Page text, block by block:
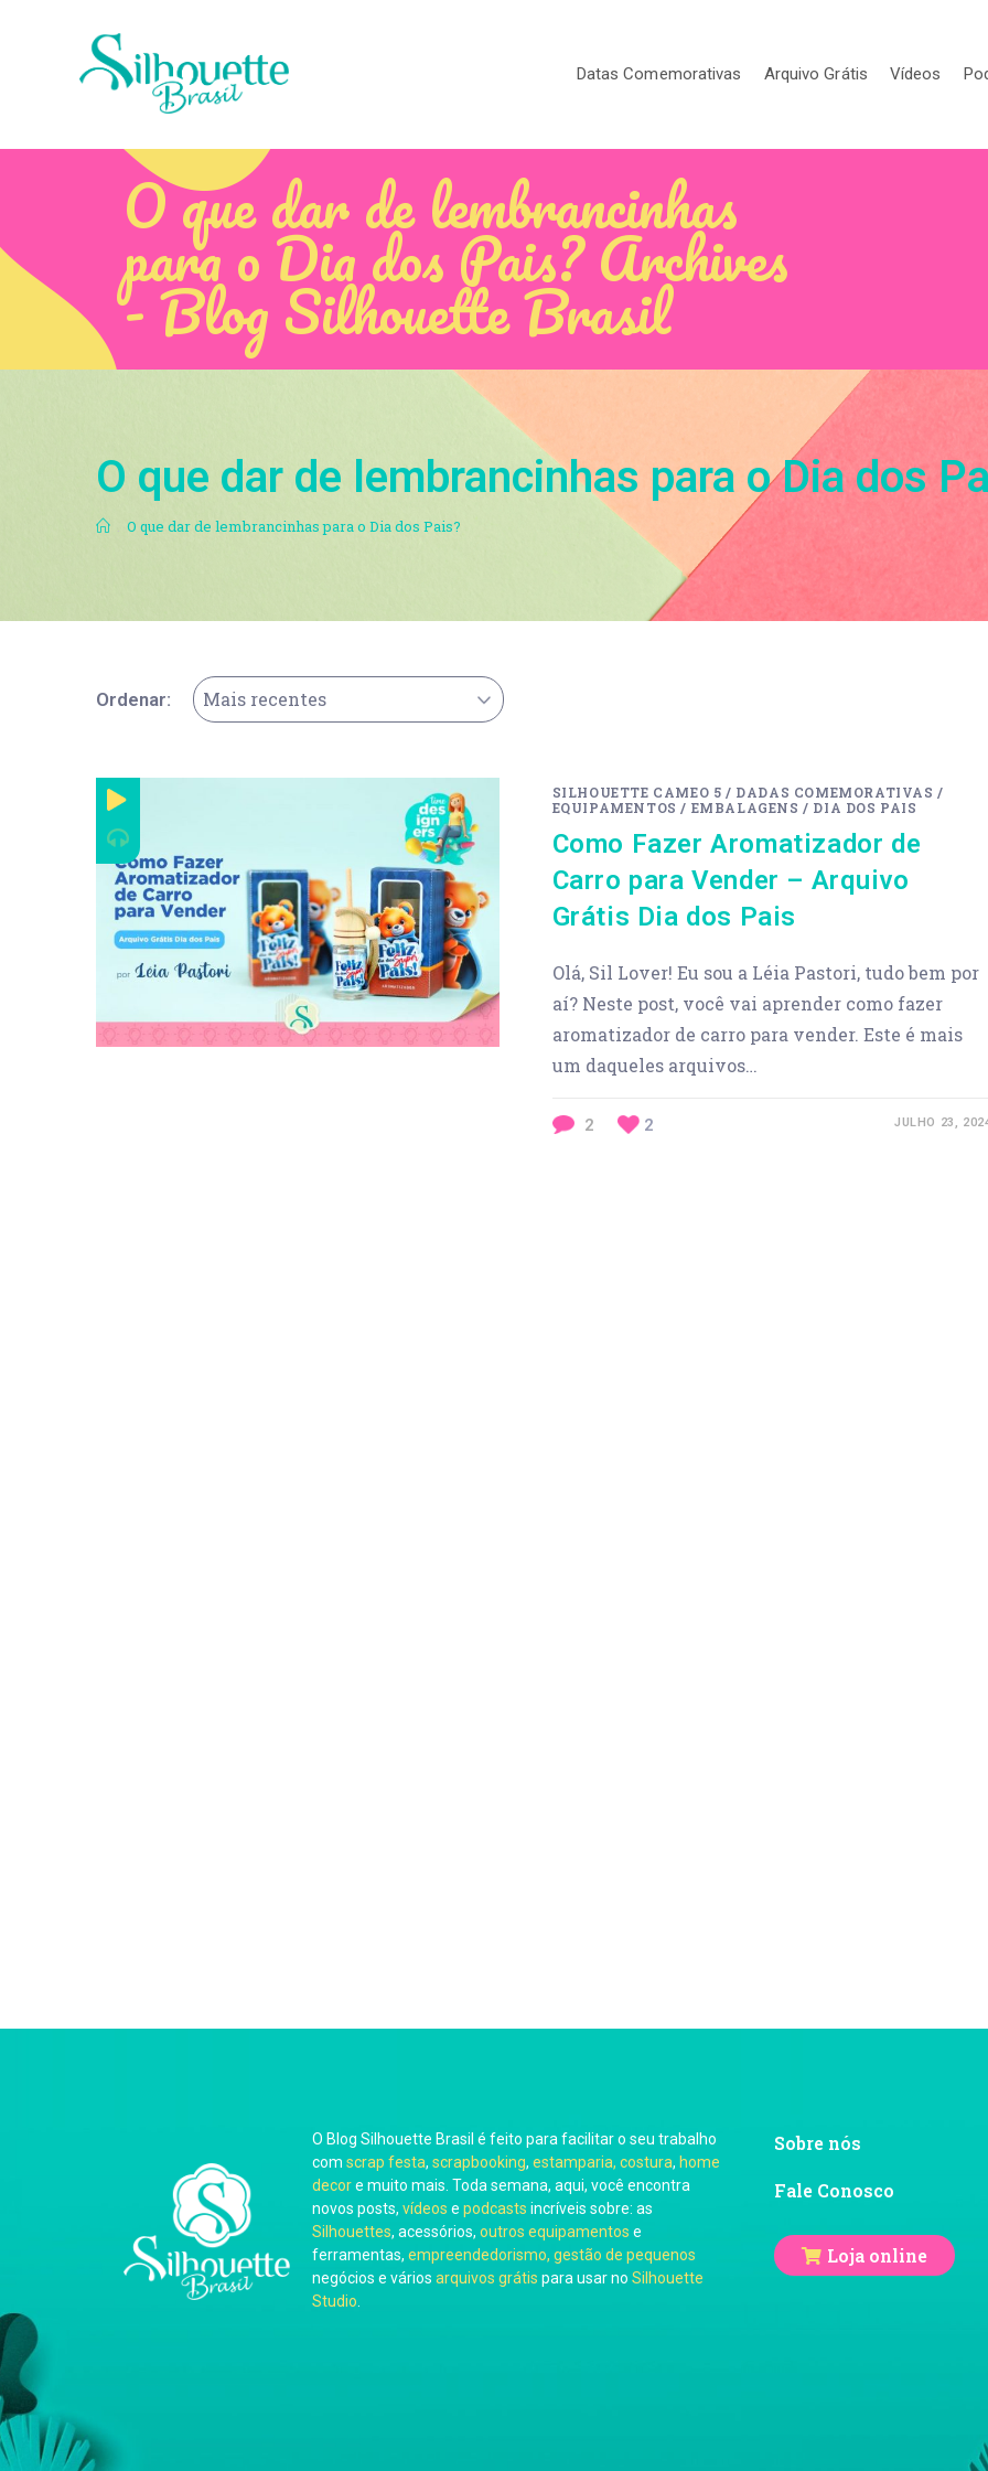
Datas Comemorativas Arquivo Grátis Vídeos
O que dar de lembrancinhas
para o Dia dos Pais? Archives
- Blog Silhouette Brasil
O que dar de lembrancinhas para o Dia dos
. O que dar de lembrancinhas para o Dia dos Pais?
Ordenar: Mais recentes
SILHOUETTE CAMEO 5 / DADAS COMEMORATIVAS /
EQUIPAMENTOS / EMBALAGENS / DIA DOS PAIS
Como Fazer Aromatizador de
Carro para Vender – Arquivo
Grátis Dia dos Pais
Olá, Sil Lover! Eu sou a Léia Pastori, tudo bem por
aí? Neste post, você vai aprender como fazer
aromatizador de carro para vender. Este é mais
um daqueles arquivos…
2 2 JULHO 23,
O Blog Silhouette Brasil é feito para facilitar o seu trabalho
com scrap festa, scrapbooking, estamparia, costura, home
decore muito mais. Toda semana, aqui, você encontra
novos posts, vídeos e podcasts incríveis sobre: as
Silhouettes, acessórios, outros equipamentos e
ferramentas, empreendedorismo, gestão de pequenos
negócios e vários arquivos grátis para usar no Silhouette
Studio
Sobre nós
Fale Conosco
Loja online